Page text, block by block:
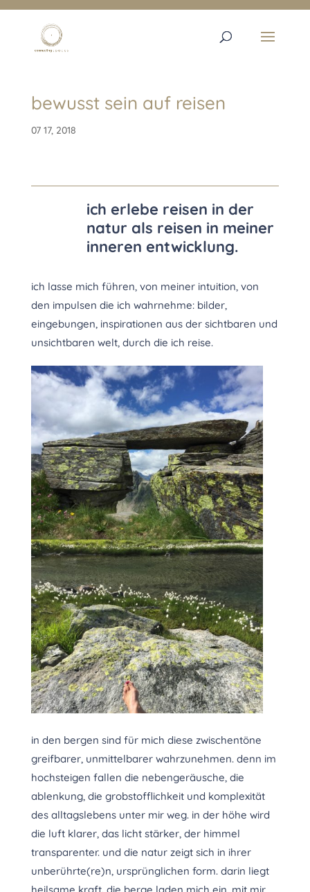
bewusst sein auf reisen
07 17, 2018
ich erlebe reisen in der
natur als reisen in meiner
inneren entwicklung.
ich lasse mich führen, von meiner intuition, von
den impulsen die ich wahrnehme: bilder,
eingebungen, inspirationen aus der sichtbaren und
unsichtbaren welt, durch die ich reise.
in den bergen sind für mich diese zwischentöne
greifbarer, unmittelbarer wahrzunehmen. denn im
hochsteigen fallen die nebengeräusche, die
ablenkung, die grobstofflichkeit und komplexität
des alltagslebens unter mir weg. in der höhe wird
die luft klarer, das licht stärker, der himmel
transparenter. und die natur zeigt sich in ihrer
unberührte(re)n, ursprünglichen form. darin liegt